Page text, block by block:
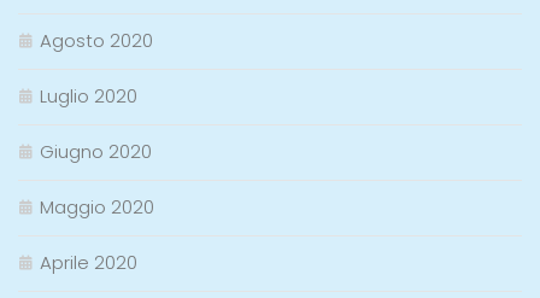
Agosto 2020
Luglio 2020
Giugno 2020
Maggio 2020
Aprile 2020